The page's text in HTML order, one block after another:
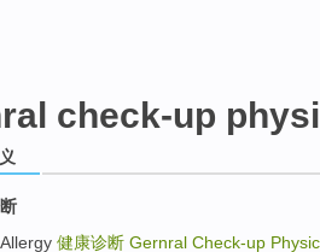
check-up
Allergy 健康诊断 Gernral Check-up